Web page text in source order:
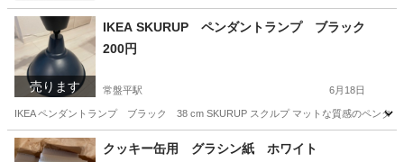
売ります
IKEA SKURUP ペンダントランプ ブラック
200円
常盤平駅 6月18日
IKEA ペンダントランプ ブラック 38 cm SKURUP スクルプ マットな質感のペンダ
千葉 松戸市 常盤平駅 照明器具
クッキー缶用 グラシン紙 ホワイト